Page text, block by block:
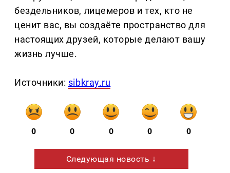
бездельников, лицемеров и тех, кто не
ценит вас, вы создаёте пространство для
настоящих друзей, которые делают вашу
жизнь лучше.
Источники: sibkray.ru
0 0 0 0 0
Следующая новость ↓